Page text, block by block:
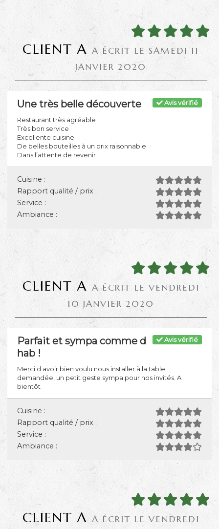
CLIENT A A ÉCRIT LE SAMEDI 11
JANVIER 2020
Avis vérifié
Une très belle découverte
Restaurant très agréable
Très bon service
Excellente cuisine
De belles bouteilles à un prix raisonnable
Dans l’attente de revenir
Cuisine :
Rapport qualité / prix :
Service :
Ambiance :
CLIENT A A ÉCRIT LE VENDREDI
10 JANVIER 2020
Avis vérifié
Parfait et sympa comme d
hab !
Merci d avoir bien voulu nous installer à la table
demandée, un petit geste sympa pour nos invités. A
bientôt
Cuisine :
Rapport qualité / prix :
Service :
Ambiance :
CLIENT A A ÉCRIT LE VENDREDI